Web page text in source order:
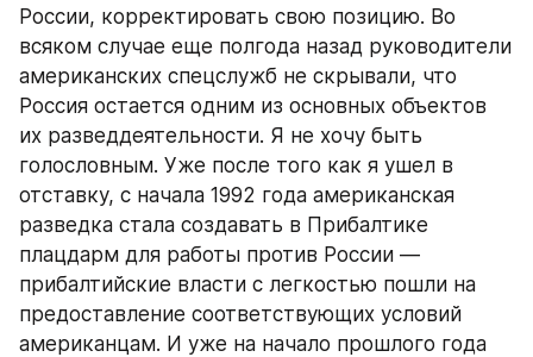
России, корректировать свою позицию. Во
всяком случае еще полгода назад руководители
американских спецслужб не скрывали, что
Россия остается одним из основных объектов
их разведдеятельности. Я не хочу быть
голословным. Уже после того как я ушел в
отставку, с начала 1992 года американская
разведка стала создавать в Прибалтике
плацдарм для работы против России —
прибалтийские власти с легкостью пошли на
предоставление соответствующих условий
американцам. И уже на начало прошлого года